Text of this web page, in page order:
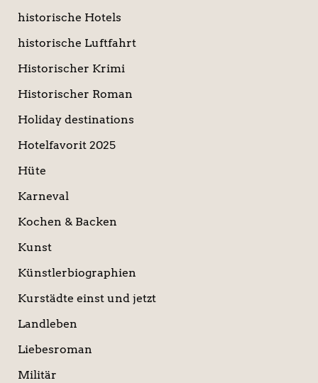
historische Hotels
historische Luftfahrt
Historischer Krimi
Historischer Roman
Holiday destinations
Hotelfavorit 2025
Hüte
Karneval
Kochen & Backen
Kunst
Künstlerbiographien
Kurstädte einst und jetzt
Landleben
Liebesroman
Militär